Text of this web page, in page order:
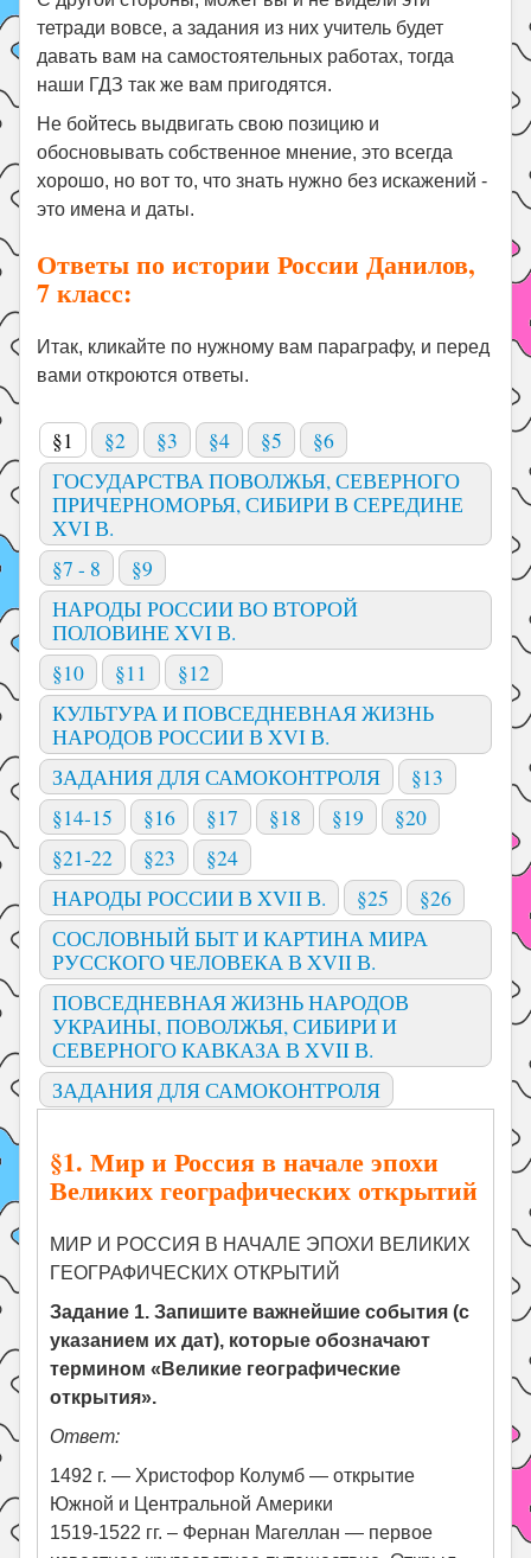
тетради вовсе, а задания из них учитель будет
давать вам на самостоятельных работах, тогда
наши ГДЗ так же вам пригодятся.
Не бойтесь выдвигать свою позицию и
обосновывать собственное мнение, это всегда
хорошо, но вот то, что знать нужно без искажений -
это имена и даты.
Ответы по истории России Данилов,
7 класс:
Итак, кликайте по нужному вам параграфу, и перед
вами откроются ответы.
§1 §2 §3 §4 §5
§6
ГОСУДАРСТВА ПОВОЛЖЬЯ, СЕВЕРНОГО
ПРИЧЕРНОМОРЬЯ, СИБИРИ В СЕРЕДИНЕ
XVI В.
§7 - 8
§9
НАРОДЫ РОССИИ ВО ВТОРОЙ
ПОЛОВИНЕ XVI В.
§10
§11
§12
КУЛЬТУРА И ПОВСЕДНЕВНАЯ ЖИЗНЬ
НАРОДОВ РОССИИ В XVI В.
ЗАДАНИЯ ДЛЯ САМОКОНТРОЛЯ
§13
§14-15
§16 §17 §18 §19
§20
§21-22
§23
§24
НАРОДЫ РОССИИ В XVII В.
§25
§26
СОСЛОВНЫЙ БЫТ И КАРТИНА МИРА
РУССКОГО ЧЕЛОВЕКА В XVII В.
ПОВСЕДНЕВНАЯ ЖИЗНЬ НАРОДОВ
УКРАИНЫ, ПОВОЛЖЬЯ, СИБИРИ И
СЕВЕРНОГО КАВКАЗА В XVII В.
ЗАДАНИЯ ДЛЯ САМОКОНТРОЛЯ
§1. Мир и Россия в начале эпохи
Великих географических открытий
МИР И РОССИЯ В НАЧАЛЕ ЭПОХИ ВЕЛИКИХ
ГЕОГРАФИЧЕСКИХ ОТКРЫТИЙ
Задание 1. Запишите важнейшие события (с
указанием их дат), которые обозначают
термином «Великие географические
открытия».
Ответ:
1492 г. — Христофор Колумб — открытие
Южной и Центральной Америки
1519-1522 гг. – Фернан Магеллан — первое